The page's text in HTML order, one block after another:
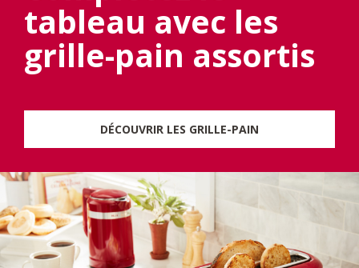
tableau avec les
grille-pain assortis
DÉCOUVRIR LES GRILLE-PAIN